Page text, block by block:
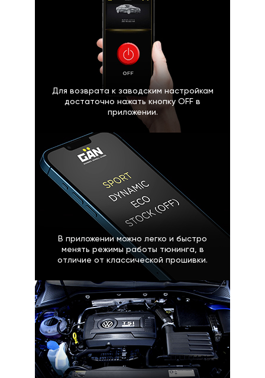
Для возврата к заводским настройкам
достаточно нажать кнопку OFF в
приложении.
В приложении можно легко и быстро
менять режимы работы тюнинга, в
отличие от классической прошивки.